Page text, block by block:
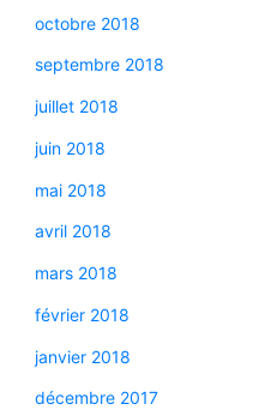
octobre 2018
septembre 2018
juillet 2018
juin 2018
mai 2018
avril 2018
mars 2018
février 2018
janvier 2018
décembre 2017